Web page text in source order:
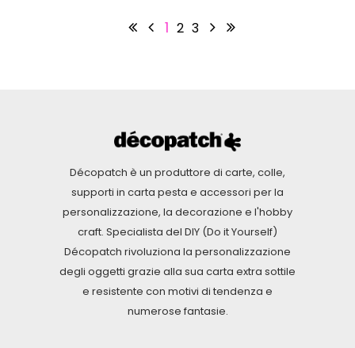
1 2 3
Décopatch è un produttore di carte, colle,
supporti in carta pesta e accessori per la
personalizzazione, la decorazione e l'hobby
craft. Specialista del DIY (Do it Yourself)
Décopatch rivoluziona la personalizzazione
degli oggetti grazie alla sua carta extra sottile
e resistente con motivi di tendenza e
numerose fantasie.